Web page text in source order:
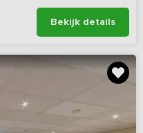
Bekijk details